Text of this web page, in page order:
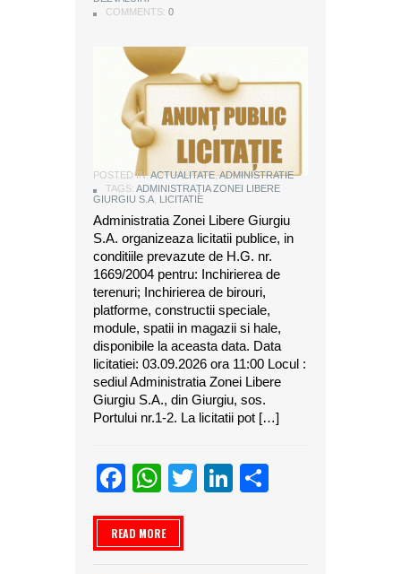
COMMENTS: 0
COMMENTS: 0
COMMENTS: 0
ANUNT DE LICITATIE
POSTED IN:ACTUALITATE,ADMINISTRATIE
TAGS: ADMINISTRAȚIA ZONEI LIBERE
GIURGIU S.A, LICITATIE
Administratia Zonei Libere Giurgiu
S.A. organizeaza licitatii publice, in
conditiile prevazute de H.G. nr.
1669/2004 pentru: Inchirierea de
terenuri; Inchirierea de birouri,
platforme, constructii speciale,
module, spatii in magazii si hale,
disponibile la aceasta data. Data
licitatiei: 03.09.2026 ora 11:00 Locul :
sediul Administratia Zonei Libere
Giurgiu S.A., din Giurgiu, sos.
Portului nr.1-2. La licitatii pot […]
Facebook
WhatsApp
TwitterLinkedIn
READ MORE